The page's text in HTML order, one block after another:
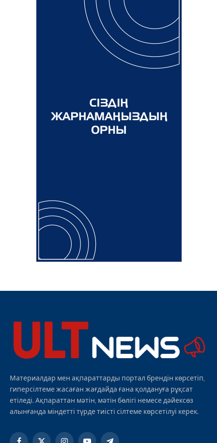
Материалдар мен ақпараттарды портал брендін көрсетіп,
гиперсілтеме жасаған жағдайда ғана қолдануға рұқсат
етіледі. Ақпараттан мәтін, мәтін бөлігі немесе дәйексөз
алынғанда міндетті түрде тиісті сілтеме көрсетілуі керек.